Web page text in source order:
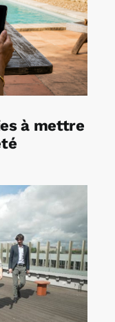
à mettre